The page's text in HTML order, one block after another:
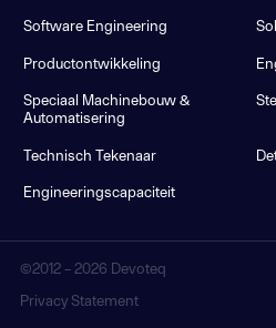
Software Engineering
Productontwikkeling
Speciaal Machinebouw &
Automatisering
Technisch Tekenaar
Engineeringscapaciteit
©2012 – 2026 Devoteq
Privacy Statement